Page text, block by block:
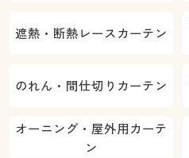
遮熱・断熱レースカーテン
のれん・間仕切りカーテン
オーニング・屋外用カーテ
ン